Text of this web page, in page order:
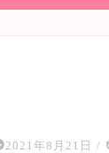
2021年8月21日 /